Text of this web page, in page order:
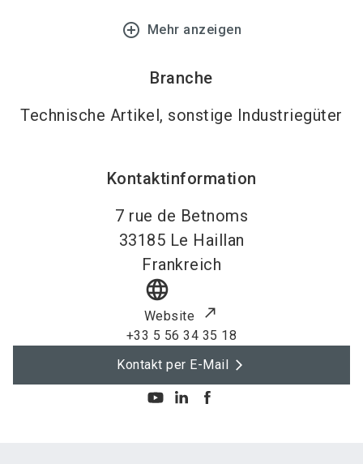
add_circle_outline Mehr anzeigen
Branche
Technische Artikel, sonstige Industriegüter
Kontaktinformation
7 rue de Betnoms
33185 Le Haillan
Frankreich
language
Website
+33 5 56 34 35 18
Kontakt per E-Mail